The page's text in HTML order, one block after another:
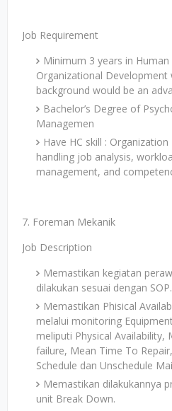
Job Requirement
Minimum 3 years in
Organizational
background would be an
Bachelor’s Degree of
Managemen
Have HC skill :
handling job analysis,
management, and
7. Foreman Mekanik
Job Description
Memastikan kegiatan
dilakukan sesuai dengan SOP.
Memastikan Phisical
melalui monitoring
meliputi Physical Availability,
failure, Mean Time To
Schedule dan Unschedule
Memastikan dilakukannya
unit Break Down.